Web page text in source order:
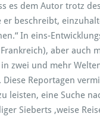
es dem Autor trotz
er beschreibt,
In eins-
aber auch
in zwei und mehr
Diese Reportagen
leisten, eine Suche
Sieberts ‚weise